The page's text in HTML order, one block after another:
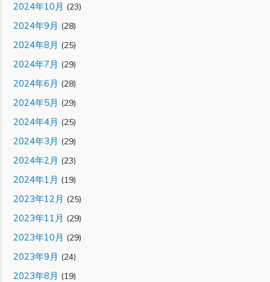
2024年10月 (23)
2024年9月 (28)
2024年8月 (25)
2024年7月 (29)
2024年6月 (28)
2024年5月 (29)
2024年4月 (25)
2024年3月 (29)
2024年2月 (23)
2024年1月 (19)
2023年12月 (25)
2023年11月 (29)
2023年10月 (29)
2023年9月 (24)
2023年8月 (19)